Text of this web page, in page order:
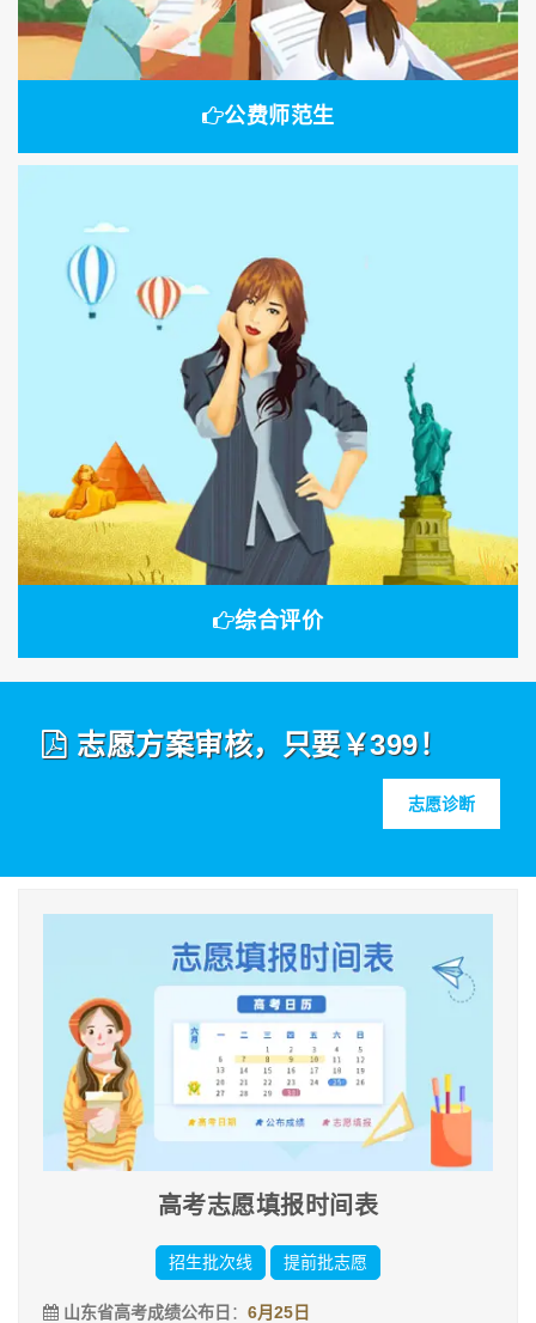
公费师范生
综合评价
志愿方案审核，只要￥399！
志愿诊断
高考志愿填报时间表
招生批次线 提前批志愿
山东省高考成绩公布日 ： 6月25日